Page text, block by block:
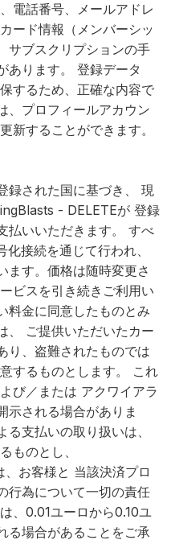
電話番号、メールアドレ
ード情報（メンバーシッ
サブスクリプションの手
あります。 登録データ
するため、正確な内容で
、プロフィールアカウン
新することができます。
録された国に基づき、 現
- DELETEが 登録
払いいただきます。 すべ
接続を通じて行われ、
ます。価格は随時変更さ
ビスを引き続きご利用い
料金に同意したものとみ
、 ご提供いただいたカー
り、盗難されたものでは
するものとします。 これ
び／または アクワイアラ
示される場合がありま
支払いの取り扱いは、
ものとし、
お客様と 当該決済プロ
行為について一切の責任
、0.01ユーロから0.10ユ
る場合があることをご承